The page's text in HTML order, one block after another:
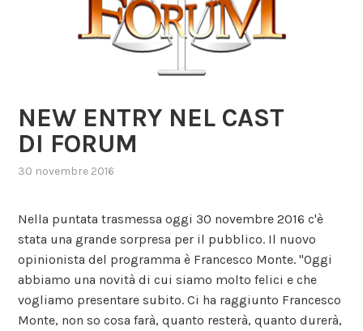
NEW ENTRY NEL CAST
DI FORUM
30 novembre 2016
senza
categoria
Nella puntata trasmessa oggi 30 novembre 2016 c'è
stata una grande sorpresa per il pubblico. Il nuovo
opinionista del programma è Francesco Monte. "Oggi
abbiamo una novità di cui siamo molto felici e che
vogliamo presentare subito. Ci ha raggiunto Francesco
Monte, non so cosa farà, quanto resterà, quanto durerà,